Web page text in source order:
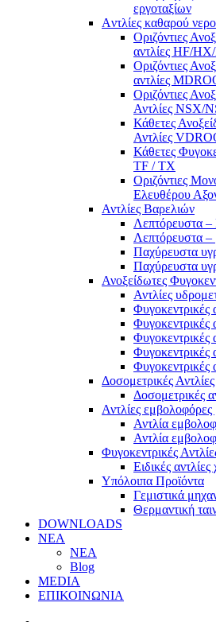
εργοταξίων
Aντλίες καθαρού
Οριζόντιες
αντλίες ΗF/
Οριζόντιες
αντλίες
Οριζόντιες
Αντλίες ΝSX/
Κάθετες
Αντλίες
Κάθετες
TF / TX
Oριζόντιες
Ελευθέρου
Αντλίες Βαρελιών
Λεπτόρευστα
Λεπτόρευστα –
Παχύρευστα
Παχύρευστα
Ανοξείδωτες
Αντλίες
Φυγοκεντρικές
Φυγοκεντρικές
Φυγοκεντρικές
Φυγοκεντρικές
Φυγοκεντρικές
Δοσομετρικές Αντλίες
Δοσομετρικές
Αντλίες εμβολοφόρες
Αντλία
Αντλία
Φυγοκεντρικές
Ειδικές
Υπόλοιπα Προϊόντα
Γεμιστικά
Θερμαντική
DOWNLOADS
ΝΕΑ
ΝΕΑ
Blog
MEDIA
ΕΠΙΚΟΙΝΩΝΙΑ